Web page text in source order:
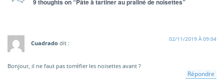
9 thoughts on “Pâte à tartiner au praliné de noisettes”
Cuadrado dit :
02/11/2019 À 09:04
Bonjour, il ne faut pas torréfier les noisettes avant ?
Répondre